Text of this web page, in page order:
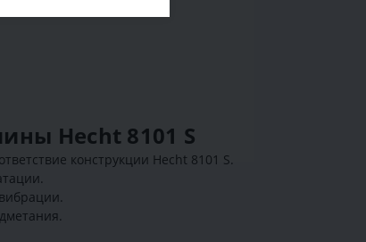
Hecht 8101 S
конструкции Hecht 8101 S.